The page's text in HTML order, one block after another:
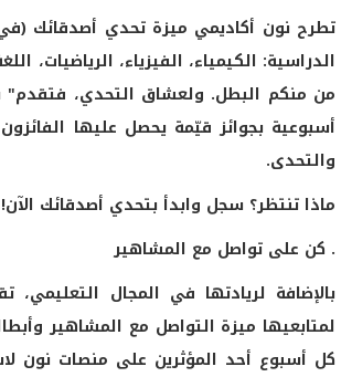
تطرح نون أكاديمي ميزة تحدي أصدقائك
الدراسية: الكيمياء، الفيزياء، الرياضيات،
من منكم البطل. ولعشاق التحدي،
أسبوعية بجوائز قيّمة يحصل عليها
والتحدى.
ماذا تنتظر؟ سجل وابدأ بتحدي أصدقائك الآن!
. كن على تواصل مع المشاهير
بالإضافة لريادتها في المجال التعليمي،
لمتابعيها ميزة التواصل مع المشاهير
كل أسبوع أحد المؤثرين على منصات نون